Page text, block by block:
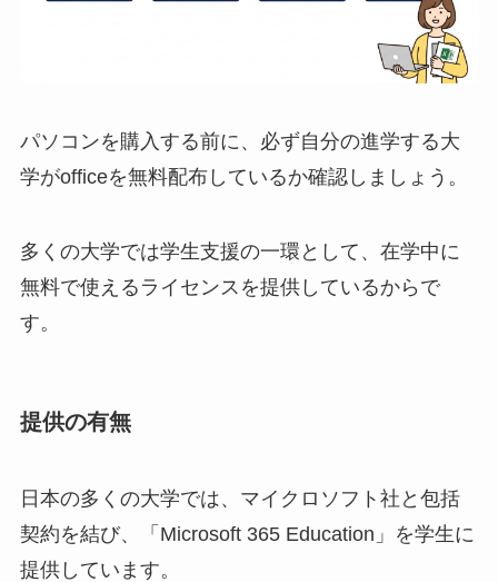
パソコンを購入する前に、必ず自分の進学する大
学がofficeを無料配布しているか確認しましょう。
多くの大学では学生支援の一環として、在学中に
無料で使えるライセンスを提供しているからで
す。
提供の有無
日本の多くの大学では、マイクロソフト社と包括
契約を結び、「Microsoft 365 Education」を学生に
提供しています。